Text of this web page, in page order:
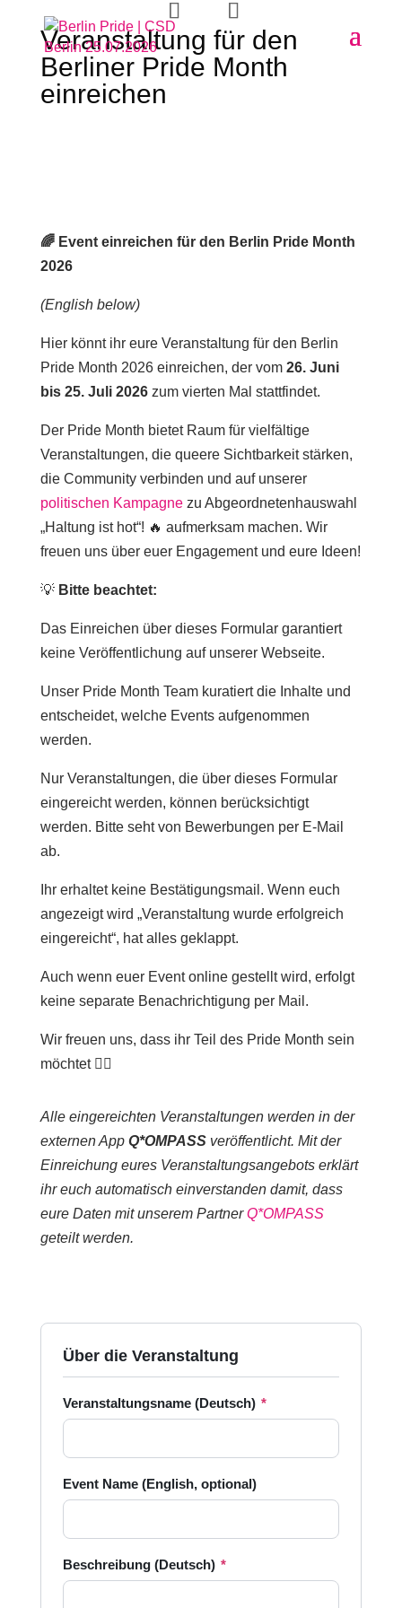
Veranstaltung für den
Berliner Pride Month
einreichen
🌈 Event einreichen für den Berlin Pride Month
2026
(English below)
Hier könnt ihr eure Veranstaltung für den Berlin
Pride Month 2026 einreichen, der vom 26. Juni
bis 25. Juli 2026zum vierten Mal stattfindet.
Der Pride Month bietet Raum für vielfältige
Veranstaltungen, die queere Sichtbarkeit stärken,
die Community verbinden und auf unserer
politischen Kampagnezu Abgeordnetenhauswahl
„Haltung ist hot“! 🔥 aufmerksam machen. Wir
freuen uns über euer Engagement und eure Ideen!
💡 Bitte beachtet:
Das Einreichen über dieses Formular garantiert
keine Veröffentlichung auf unserer Webseite.
Unser Pride Month Team kuratiert die Inhalte und
entscheidet, welche Events aufgenommen
werden.
Nur Veranstaltungen, die über dieses Formular
eingereicht werden, können berücksichtigt
werden. Bitte seht von Bewerbungen per E-Mail
ab.
Ihr erhaltet keine Bestätigungsmail. Wenn euch
angezeigt wird „Veranstaltung wurde erfolgreich
eingereicht“, hat alles geklappt.
Auch wenn euer Event online gestellt wird, erfolgt
keine separate Benachrichtigung per Mail.
Wir freuen uns, dass ihr Teil des Pride Month sein
möchtet 🏳️‍🌈
Alle eingereichten Veranstaltungen werden in der
externen App Q*OMPASSveröffentlicht. Mit der
Einreichung eures Veranstaltungsangebots erklärt
ihr euch automatisch einverstanden damit, dass
eure Daten mit unserem PartnerQ*OMPASS
geteilt werden.
Über die Veranstaltung
Veranstaltungsname (Deutsch) *
Event Name (English, optional)
Beschreibung (Deutsch) *